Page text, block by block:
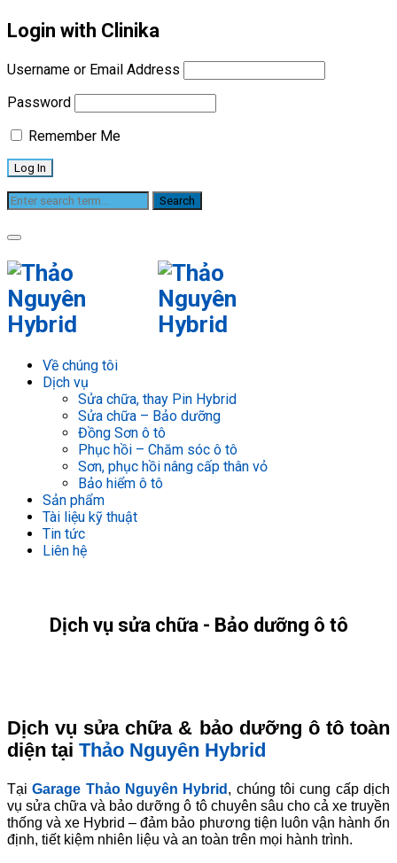
Login with Clinika
Username or Email Address
Password
Remember Me
Về chúng tôi
Dịch vụ
Sửa chữa, thay Pin Hybrid
Sửa chữa – Bảo dưỡng
Đồng Sơn ô tô
Phục hồi – Chăm sóc ô tô
Sơn, phục hồi nâng cấp thân vỏ
Bảo hiểm ô tô
Sản phẩm
Tài liệu kỹ thuật
Tin tức
Liên hệ
Sửa chữa – Bảo dưỡng ô tô
Dịch vụ sửa chữa - Bảo dưỡng ô tô
Dịch vụ sửa chữa & bảo dưỡng ô tô toàn
diện tại Thảo Nguyên Hybrid
TạiGarage Thảo Nguyên Hybrid , chúng tôi cung cấp dịch
vụ sửa chữa và bảo dưỡng ô tô chuyên sâu cho cả xe truyền
thống và xe Hybrid – đảm bảo phương tiện luôn vận hành ổn
định, tiết kiệm nhiên liệu và an toàn trên mọi hành trình.